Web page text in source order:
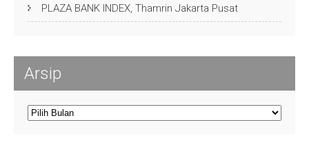
PLAZA BANK INDEX, Thamrin Jakarta Pusat
Arsip
Arsip